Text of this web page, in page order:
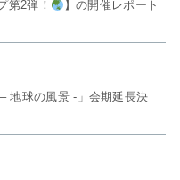
第2弾！
】の開催レポート
地球の風景 -」会期延長決